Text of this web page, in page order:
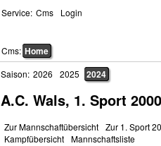
Cms: Home
Service: Cms Login
Saison: 2026 2025 2024
A.C. Wals, 1. Sport
Zur Mannschaftübersicht Zur 1. Sport
Kampfübersicht Mannschaftsliste